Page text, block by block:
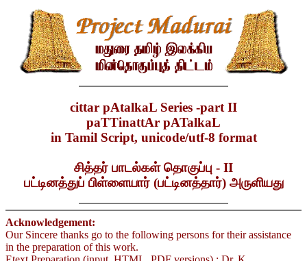
cittar pAtalkaL Series -part II
paTTinattAr pATalkaL
in Tamil Script, unicode/utf-8 format
சித்தர் பாடல்கள் தொகுப்பு - II
பட்டினத்துப் பிள்ளையார் (பட்டினத்தார்) அருளியது
Acknowledgement:
Our Sincere thanks go to the following persons for their assistance
in the preparation of this work.